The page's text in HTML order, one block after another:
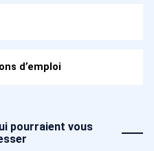
d’emploi
pourraient vous